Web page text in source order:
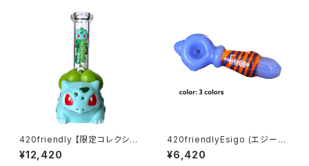
420friendly 【限定コレクショ
ン】Green Bud Monster Bon
g / グリーンバッドモンスターボ
¥12,420
420friendlyEsigo (エジーゴ)
-ウィグワグ ガラスパイプ
¥6,420